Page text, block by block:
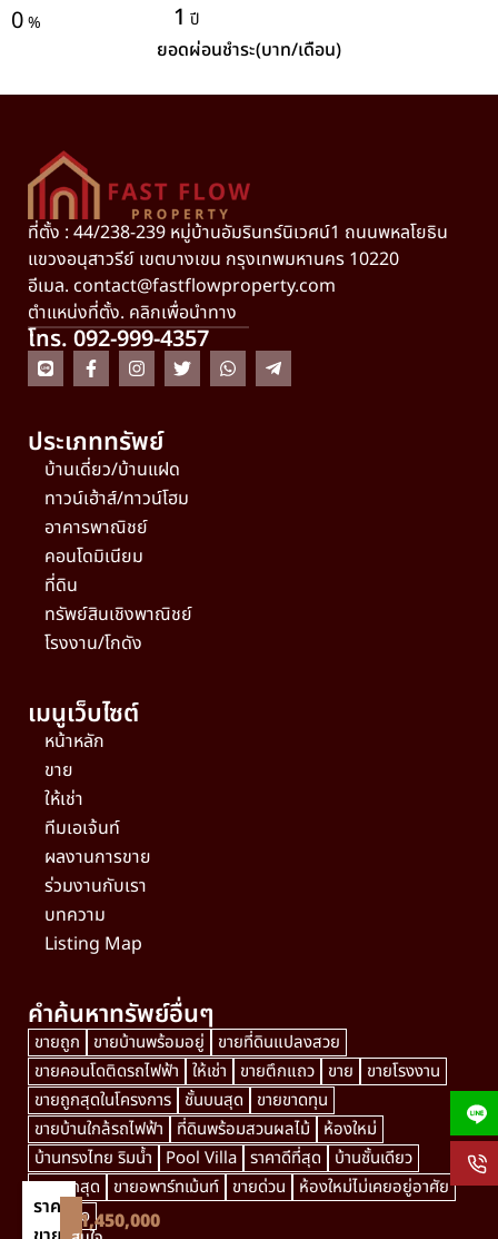
ราคา
฿1,450,000
0% 1 ปี
ยอดผ่อนชำระ(บาท/เดือน)
ที่ตั้ง : 44/238-239 หมู่บ้านอัมรินทร์นิเวศน์1 ถนนพหลโยธิน
แขวงอนุสาวรีย์ เขตบางเขน กรุงเทพมหานคร 10220
อีเมล. contact@fastflowproperty.com
ตำแหน่งที่ตั้ง. คลิกเพื่อนำทาง
โทร. 092-999-4357
ประเภททรัพย์
บ้านเดี่ยว/บ้านแฝด
ทาวน์เฮ้าส์/ทาวน์โฮม
อาคารพาณิชย์
คอนโดมิเนียม
ที่ดิน
ทรัพย์สินเชิงพาณิชย์
โรงงาน/โกดัง
เมนูเว็บไซต์
หน้าหลัก
ขาย
ให้เช่า
ทีมเอเจ้นท์
ผลงานการขาย
ร่วมงานกับเรา
บทความ
Listing Map
คำค้นหาทรัพย์อื่นๆ
ขายถูก ขายบ้านพร้อมอยู่
ขายที่ดินแปลงสวย
ขายคอนโดติดรถไฟฟ้า ให้เช่า ขายตึกแถว ขาย
ขายโรงงาน
ขายถูกสุดในโครงการ ชั้นบนสุด
ขายขาดทุน
ขายบ้านใกล้รถไฟฟ้า
ที่ดินพร้อมสวนผลไม้
ห้องใหม่
บ้านทรงไทย ริมน้ำ
Pool Villa ราคาดีที่สุด
บ้านชั้นเดียว
ขายถูกสุด
ขายอพาร์ทเม้นท์ ขายด่วน
ห้องใหม่ไม่เคยอยู่อาศัย
villagio